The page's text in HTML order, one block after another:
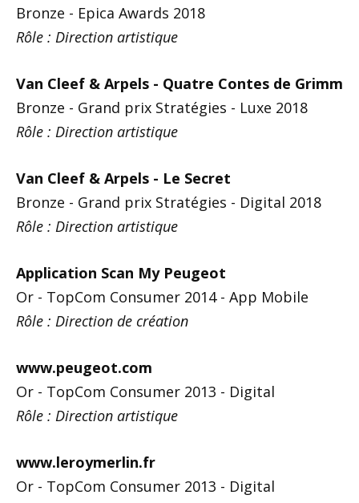
Bronze - Epica Awards 2018
Rôle : Direction artistique
Van Cleef & Arpels - Quatre Contes de Grimm
Bronze - Grand prix Stratégies - Luxe 2018
Rôle : Direction artistique
Van Cleef & Arpels - Le Secret
Bronze - Grand prix Stratégies - Digital 2018
Rôle : Direction artistique
Application Scan My Peugeot
Or - TopCom Consumer 2014 - App Mobile
Rôle : Direction de création
www.peugeot.com
Or - TopCom Consumer 2013 - Digital
Rôle : Direction artistique
www.leroymerlin.fr
Or - TopCom Consumer 2013 - Digital